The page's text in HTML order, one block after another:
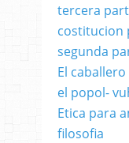
tercera
costitucion
segunda
El
el popol-
Etica para
filosofia